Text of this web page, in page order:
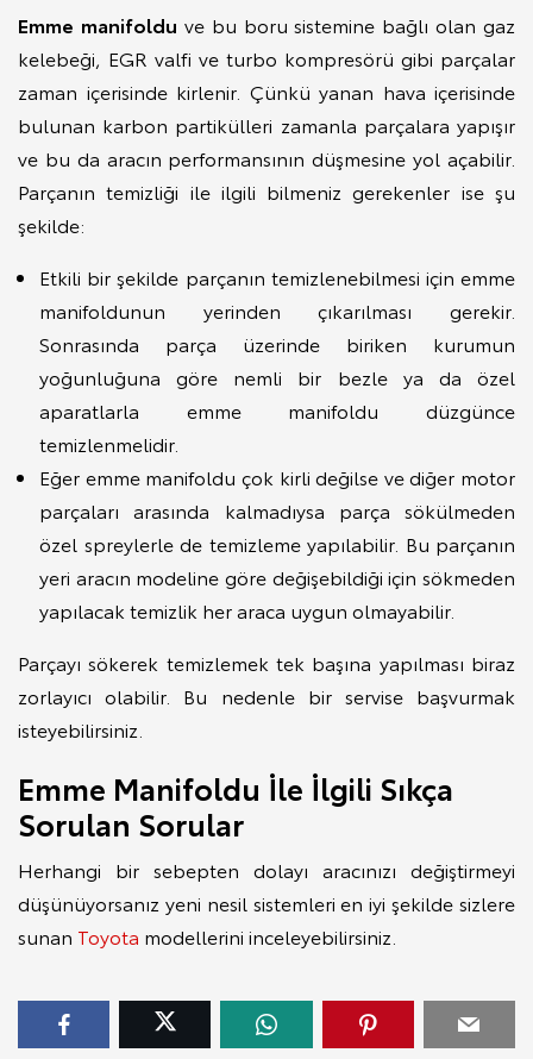
Emme manifoldu ve bu boru sistemine bağlı olan gaz
kelebeği, EGR valfi ve turbo kompresörü gibi parçalar
zaman içerisinde kirlenir. Çünkü yanan hava içerisinde
bulunan karbon partikülleri zamanla parçalara yapışır
ve bu da aracın performansının düşmesine yol açabilir.
Parçanın temizliği ile ilgili bilmeniz gerekenler ise şu
şekilde:
Etkili bir şekilde parçanın temizlenebilmesi için emme
manifoldunun yerinden çıkarılması gerekir.
Sonrasında parça üzerinde biriken kurumun
yoğunluğuna göre nemli bir bezle ya da özel
aparatlarla emme manifoldu düzgünce
temizlenmelidir.
Eğer emme manifoldu çok kirli değilse ve diğer motor
parçaları arasında kalmadıysa parça sökülmeden
özel spreylerle de temizleme yapılabilir. Bu parçanın
yeri aracın modeline göre değişebildiği için sökmeden
yapılacak temizlik her araca uygun olmayabilir.
Parçayı sökerek temizlemek tek başına yapılması biraz
zorlayıcı olabilir. Bu nedenle bir servise başvurmak
isteyebilirsiniz.
Emme Manifoldu İle İlgili Sıkça
Sorulan Sorular
Herhangi bir sebepten dolayı aracınızı değiştirmeyi
düşünüyorsanız yeni nesil sistemleri en iyi şekilde sizlere
sunan Toyota modellerini inceleyebilirsiniz.